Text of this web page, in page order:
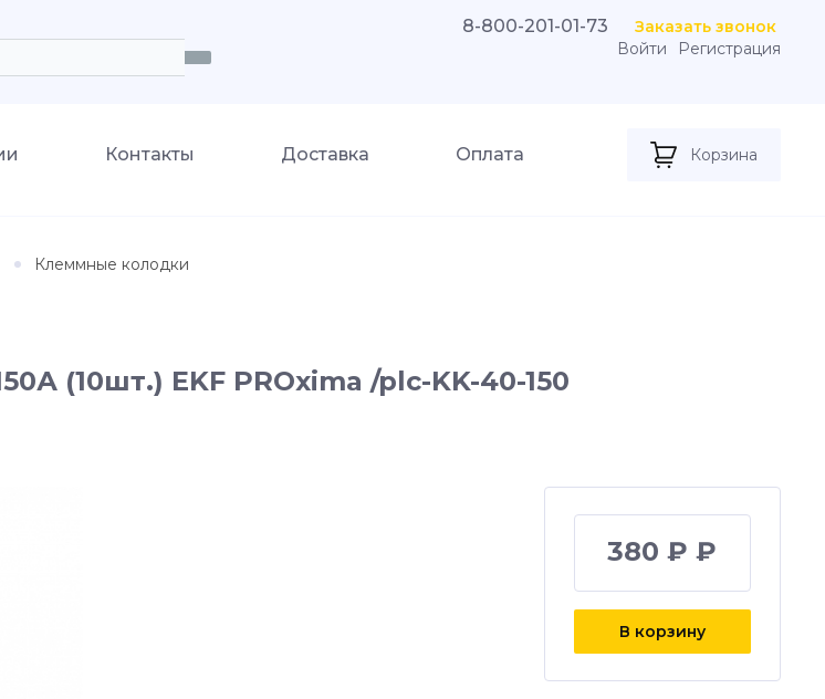
8-800-201-01-73
Заказать звонок
Войти
Регистрация
Контакты Доставка Оплата Корзина
Клеммные колодки
(10шт.) EKF PROxima /plc-KK-40-150
380 ₽ ₽
В корзину